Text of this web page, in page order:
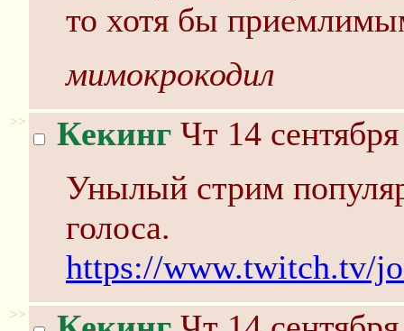
то хотя бы
мимокрокодил
>> Кекинг Чт 14
Унылый стрим
голоса.
https://www.twitch.tv/
>>